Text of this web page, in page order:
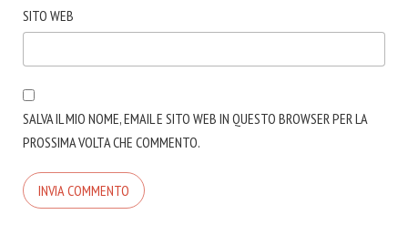
SITO WEB
SALVA IL MIO NOME, EMAIL E SITO WEB IN QUESTO BROWSER PER LA
PROSSIMA VOLTA CHE COMMENTO.